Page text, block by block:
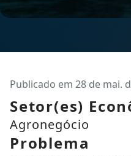
Publicado em 28 de mai.
Setor(es)
Agronegócio
Problema